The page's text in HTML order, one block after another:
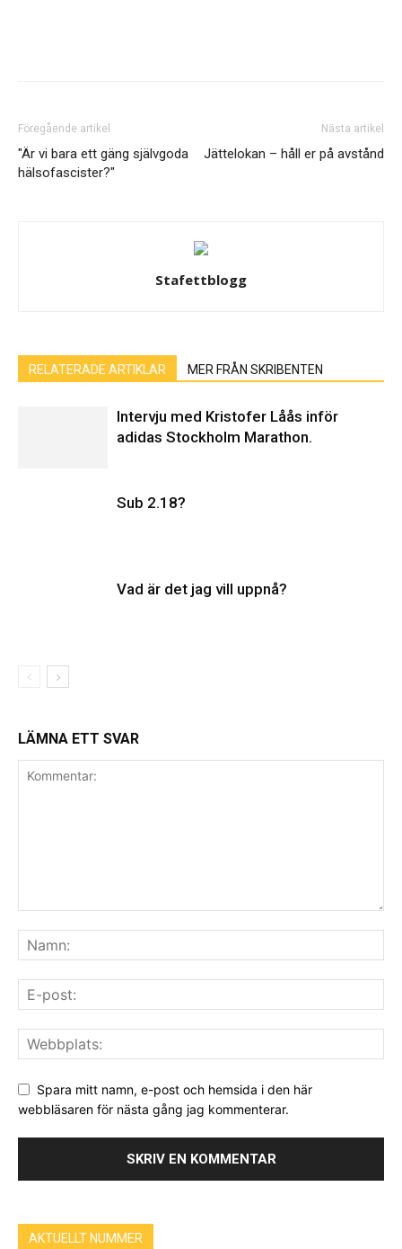
Föregående artikel
"Är vi bara ett gäng självgoda
hälsofascister?"
Nästa artikel
Jättelokan – håll er på avstånd
Stafettblogg
RELATERADE ARTIKLAR MER FRÅN SKRIBENTEN
Intervju med Kristofer Låås inför
adidas Stockholm Marathon.
Sub 2.18?
Vad är det jag vill uppnå?
LÄMNA ETT SVAR
Spara mitt namn, e-post och hemsida i den här
webbläsaren för nästa gång jag kommenterar.
AKTUELLT NUMMER